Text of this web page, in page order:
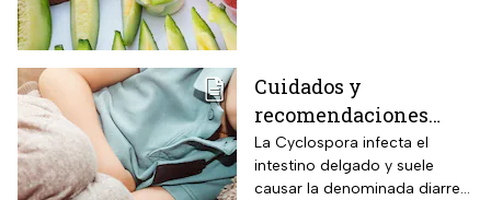
Cuidados y
recomendaciones
para niños ante los
riesgos por cyclospora
La Cyclospora infecta el
intestino delgado y suele
causar la denominada diarrea